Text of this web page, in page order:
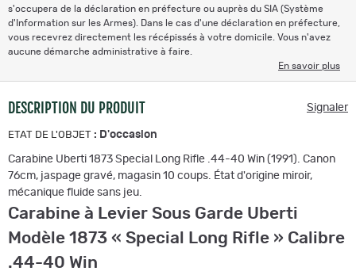
s'occupera de la déclaration en préfecture ou auprès du SIA (Système
d'Information sur les Armes). Dans le cas d'une déclaration en préfecture,
vous recevrez directement les récépissés à votre domicile. Vous n'avez
aucune démarche administrative à faire.
En savoir plus
DESCRIPTION DU PRODUIT Signaler
ETAT DE L'OBJET : D'occasion
Carabine Uberti 1873 Special Long Rifle .44-40 Win (1991). Canon
76cm, jaspage gravé, magasin 10 coups. État d'origine miroir,
mécanique fluide sans jeu.
Carabine à Levier Sous Garde Uberti
Modèle 1873 « Special Long Rifle » Calibre
.44-40 Win